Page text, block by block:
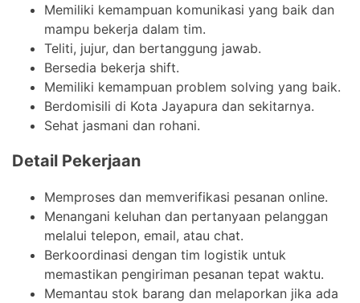
Memiliki kemampuan komunikasi yang baik dan
mampu bekerja dalam tim.
Teliti, jujur, dan bertanggung jawab.
Bersedia bekerja shift.
Memiliki kemampuan problem solving yang baik.
Berdomisili di Kota Jayapura dan sekitarnya.
Sehat jasmani dan rohani.
Detail Pekerjaan
Memproses dan memverifikasi pesanan online.
Menangani keluhan dan pertanyaan pelanggan
melalui telepon, email, atau chat.
Berkoordinasi dengan tim logistik untuk
memastikan pengiriman pesanan tepat waktu.
Memantau stok barang dan melaporkan jika ada